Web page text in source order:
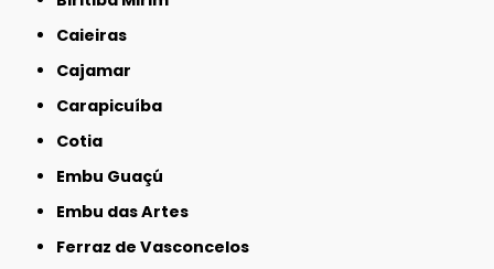
Caieiras
Cajamar
Carapicuíba
Cotia
Embu Guaçú
Embu das Artes
Ferraz de Vasconcelos